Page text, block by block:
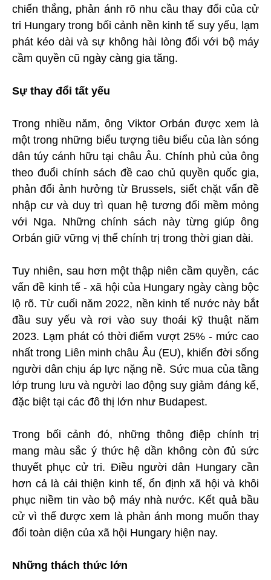
chiến thắng, phản ánh rõ nhu cầu thay đổi của cử
tri Hungary trong bối cảnh nền kinh tế suy yếu, lạm
phát kéo dài và sự không hài lòng đối với bộ máy
cầm quyền cũ ngày càng gia tăng.
Sự thay đổi tất yếu
Trong nhiều năm, ông Viktor Orbán được xem là
một trong những biểu tượng tiêu biểu của làn sóng
dân túy cánh hữu tại châu Âu. Chính phủ của ông
theo đuổi chính sách đề cao chủ quyền quốc gia,
phản đối ảnh hưởng từ Brussels, siết chặt vấn đề
nhập cư và duy trì quan hệ tương đối mềm mỏng
với Nga. Những chính sách này từng giúp ông
Orbán giữ vững vị thế chính trị trong thời gian dài.
Tuy nhiên, sau hơn một thập niên cầm quyền, các
vấn đề kinh tế - xã hội của Hungary ngày càng bộc
lộ rõ. Từ cuối năm 2022, nền kinh tế nước này bắt
đầu suy yếu và rơi vào suy thoái kỹ thuật năm
2023. Lạm phát có thời điểm vượt 25% - mức cao
nhất trong Liên minh châu Âu (EU), khiến đời sống
người dân chịu áp lực nặng nề. Sức mua của tầng
lớp trung lưu và người lao động suy giảm đáng kể,
đặc biệt tại các đô thị lớn như Budapest.
Trong bối cảnh đó, những thông điệp chính trị
mang màu sắc ý thức hệ dần không còn đủ sức
thuyết phục cử tri. Điều người dân Hungary cần
hơn cả là cải thiện kinh tế, ổn định xã hội và khôi
phục niềm tin vào bộ máy nhà nước. Kết quả bầu
cử vì thế được xem là phản ánh mong muốn thay
đổi toàn diện của xã hội Hungary hiện nay.
Những thách thức lớn